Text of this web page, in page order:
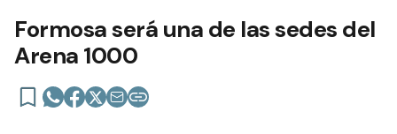
Formosa será una de las sedes del
Arena 1000